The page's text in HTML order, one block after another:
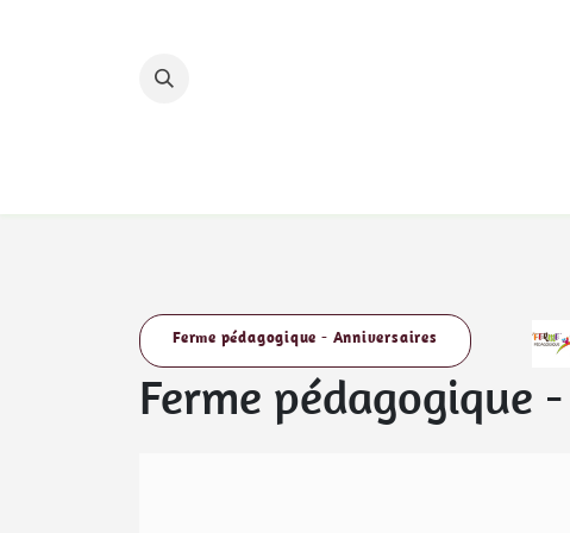
Ferme pédagogique - Anniversaires
Ferme pédagogique